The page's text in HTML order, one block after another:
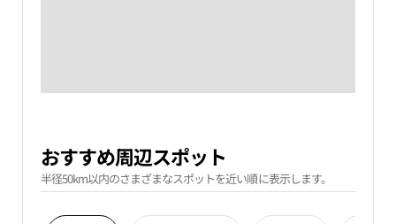
おすすめ周辺スポット
半径50km以内のさまざまなスポットを近い順に表示します。